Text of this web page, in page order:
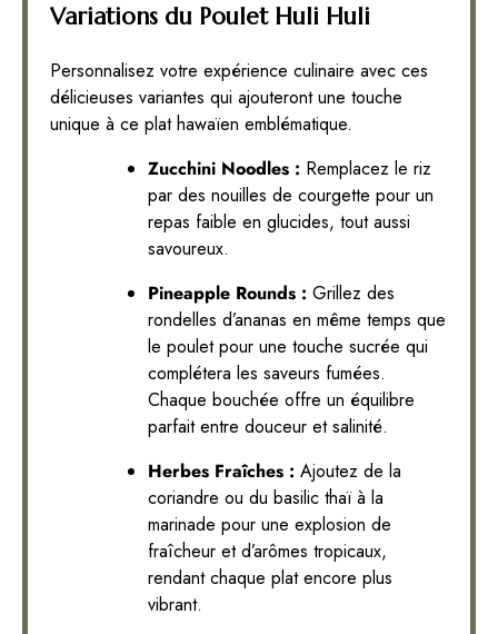
Variations du Poulet Huli Huli
Personnalisez votre expérience culinaire avec ces
délicieuses variantes qui ajouteront une touche
unique à ce plat hawaïen emblématique.
Zucchini Noodles : Remplacez le riz
par des nouilles de courgette pour un
repas faible en glucides, tout aussi
savoureux.
Pineapple Rounds : Grillez des
rondelles d’ananas en même temps que
le poulet pour une touche sucrée qui
complétera les saveurs fumées.
Chaque bouchée offre un équilibre
parfait entre douceur et salinité.
Herbes Fraîches : Ajoutez de la
coriandre ou du basilic thaï à la
marinade pour une explosion de
fraîcheur et d’arômes tropicaux,
rendant chaque plat encore plus
vibrant.